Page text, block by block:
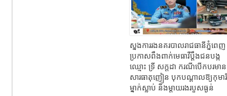
ស្នងការរងនគរបាលរាជធានីភ្នំពេញ
ប្រកាសពឹងពាក់មេធាវីប្តឹងជនបង្ក
ឈ្មោះ ទ្រី សក្ដដា ករណីបើកបរមាន
សារធាតុញៀន បុកបណ្តាលឱ្យកុមារី
ម្នាក់ស្លាប់ និងម្តាយរងរបួសធ្ងន់